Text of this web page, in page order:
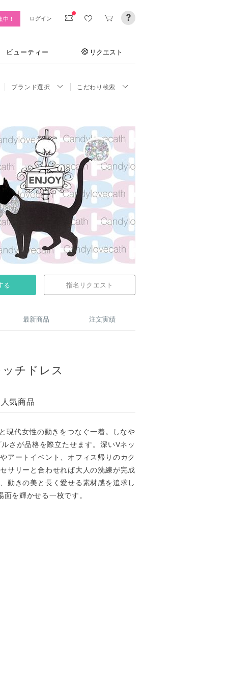
中！ ログイン
ビューティー リクエスト
ブランド選択 こだわり検索
る 指名リクエスト
最新商品 注文実績
チドレス
気商品
現代女性の動きをつなぐ一着。しなや
さが品格を際立たせます。深いVネッ
アートイベント、オフィス帰りのカク
サリーと合わせれば大人の洗練が完成
動きの美と長く愛せる素材感を追求し
を輝かせる一枚です。